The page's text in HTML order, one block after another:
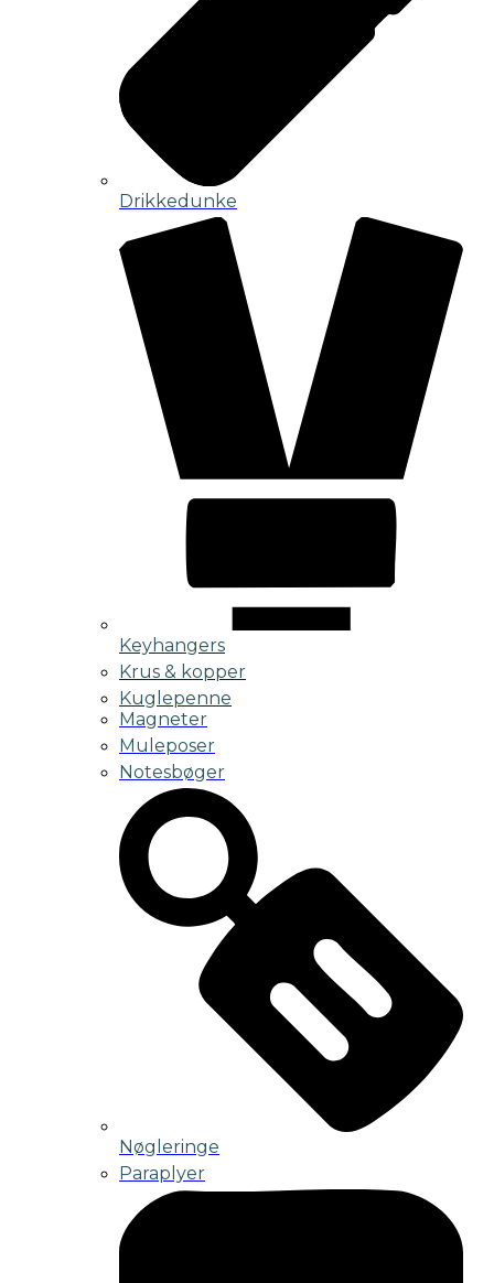
Drikkedunke
Keyhangers
Krus & kopper
Kuglepenne
Magneter
Muleposer
Notesbøger
Nøgleringe
Paraplyer